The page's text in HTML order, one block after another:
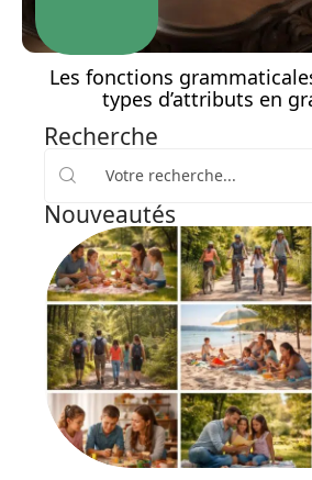
Les fonctions
types d’attributs en
Recherche
Nouveautés